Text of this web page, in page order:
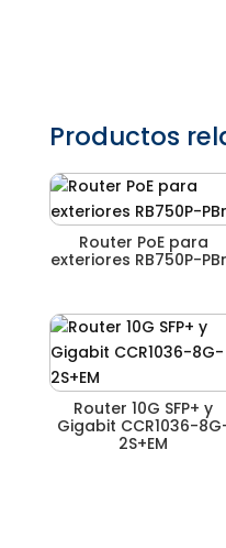
Productos
Router PoE para
exteriores RB750P-
Router 10G SFP+ y
Gigabit CCR1036-
2S+EM